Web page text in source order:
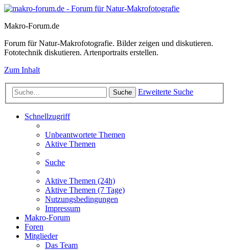
Makro-Forum.de
Forum für Natur-Makrofotografie. Bilder zeigen und diskutieren.
Fototechnik diskutieren. Artenportraits erstellen.
Zum Inhalt
Suche Erweiterte Suche
Schnellzugriff
Unbeantwortete Themen
Aktive Themen
Suche
Aktive Themen (24h)
Aktive Themen (7 Tage)
Nutzungsbedingungen
Impressum
Makro-Forum
Foren
Mitglieder
Das Team